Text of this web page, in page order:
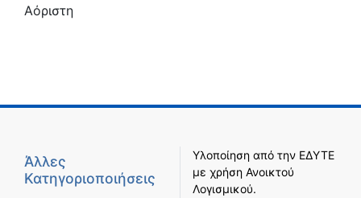
Αόριστη
Άλλες
Κατηγοριοποιήσεις
Υλοποίηση από την ΕΔΥΤΕ
με χρήση Ανοικτού
Λογισμικού.